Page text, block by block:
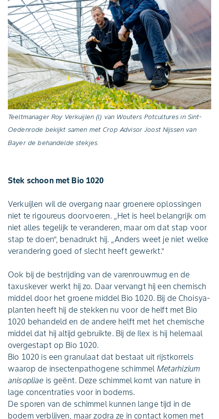
Teeltmanager Roy Verkuijlen (l) van Wouters Potcultures in Sint-
Oedenrode bekijkt samen met Crop Advisor Joost Nijssen van
Bayer de behandelde stekjes.
Stek schoon met Bio 1020
Verkuijlen wil de overgang naar groenere oplossingen
niet te rigoureus doorvoeren. „Het is heel belangrijk om
niet alles tegelijk te veranderen, maar om dat stap voor
stap te doen”, benadrukt hij. „Anders weet je niet welke
verandering goed of slecht heeft gewerkt.”
Ook bij de bestrijding van de varenrouwmug en de
taxuskever werkt hij zo. Daar vervangt hij een chemisch
middel door het groene middel Bio 1020. Bij de Choisya-
planten heeft hij de stekken nu voor de helft met Bio
1020 behandeld en de andere helft met het chemische
middel dat hij altijd gebruikte. Bij de Ilex is hij helemaal
overgestapt op Bio 1020.
Bio 1020 is een granulaat dat bestaat uit rijstkorrels
waarop de insectenpathogene schimmel Metarhizium
anisopliae is geënt. Deze schimmel komt van nature in
lage concentraties voor in bodems.
De sporen van de schimmel kunnen lange tijd in de
bodem verblijven, maar zodra ze in contact komen met